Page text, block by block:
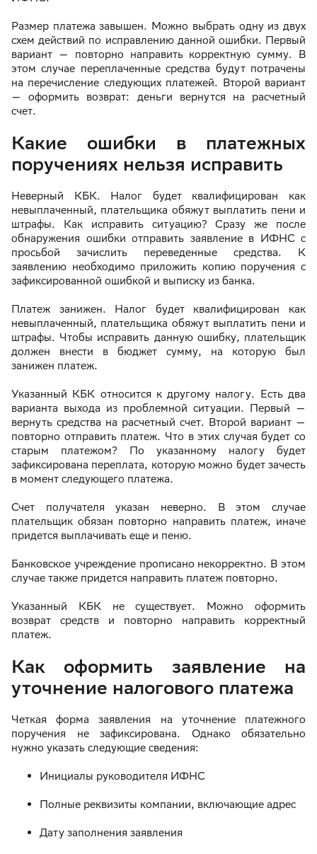
Размер платежа завышен. Можно выбрать одну из двух
схем действий по исправлению данной ошибки. Первый
вариант — повторно направить корректную сумму. В
этом случае переплаченные средства будут потрачены
на перечисление следующих платежей. Второй вариант
— оформить возврат: деньги вернутся на расчетный
счет.
Какие ошибки в платежных
поручениях нельзя исправить
Неверный КБК. Налог будет квалифицирован как
невыплаченный, плательщика обяжут выплатить пени и
штрафы. Как исправить ситуацию? Сразу же после
обнаружения ошибки отправить заявление в ИФНС с
просьбой зачислить переведенные средства. К
заявлению необходимо приложить копию поручения с
зафиксированной ошибкой и выписку из банка.
Платеж занижен. Налог будет квалифицирован как
невыплаченный, плательщика обяжут выплатить пени и
штрафы. Чтобы исправить данную ошибку, плательщик
должен внести в бюджет сумму, на которую был
занижен платеж.
Указанный КБК относится к другому налогу. Есть два
варианта выхода из проблемной ситуации. Первый —
вернуть средства на расчетный счет. Второй вариант —
повторно отправить платеж. Что в этих случая будет со
старым платежом? По указанному налогу будет
зафиксирована переплата, которую можно будет зачесть
в момент следующего платежа.
Счет получателя указан неверно. В этом случае
плательщик обязан повторно направить платеж, иначе
придется выплачивать еще и пеню.
Банковское учреждение прописано некорректно. В этом
случае также придется направить платеж повторно.
Указанный КБК не существует. Можно оформить
возврат средств и повторно направить корректный
платеж.
Как оформить заявление на
уточнение налогового платежа
Четкая форма заявления на уточнение платежного
поручения не зафиксирована. Однако обязательно
нужно указать следующие сведения:
Инициалы руководителя ИФНС
Полные реквизиты компании, включающие адрес
Дату заполнения заявления